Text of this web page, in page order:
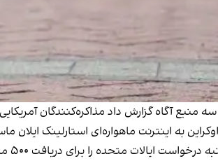
سه منبع آگاه گزارش داد مذاکره‌کنندگان
به اینترنت ماهواره‌ای استارلینک